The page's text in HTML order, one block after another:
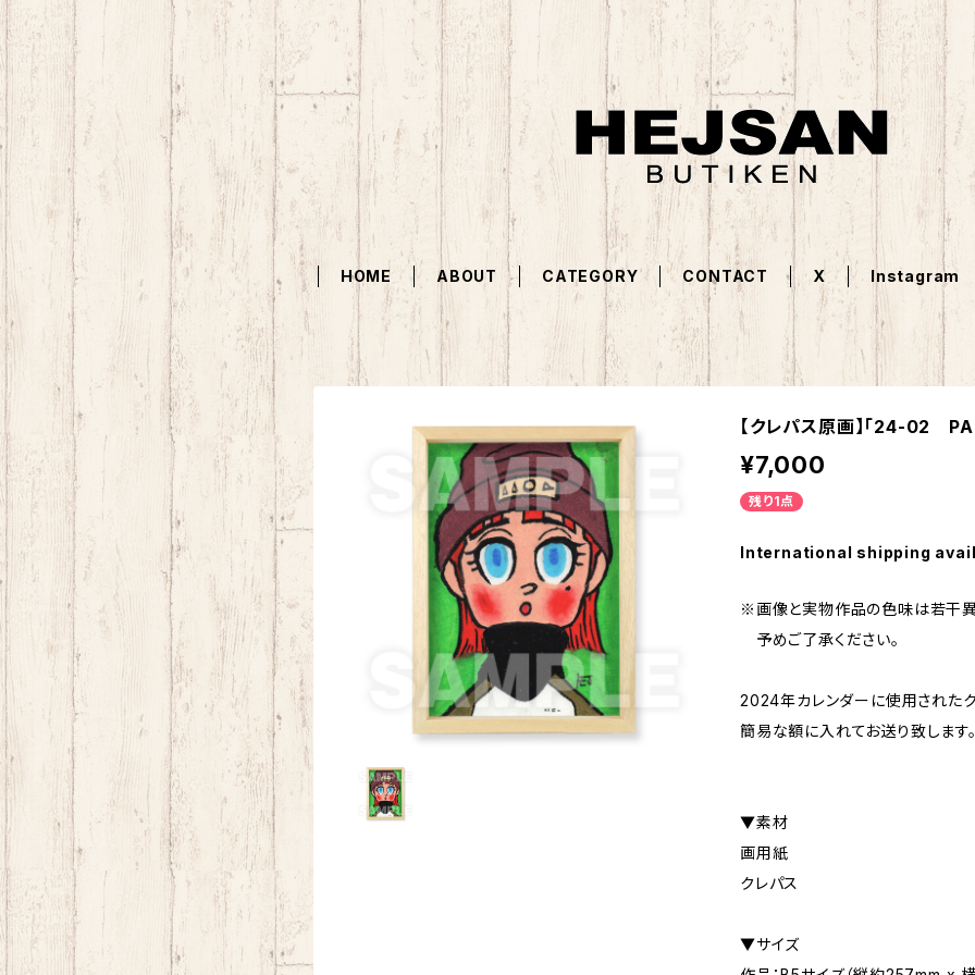
HOME ABOUT CATEGORY CONTACT X Instagram
【クレパス原画】「24-02
¥7,000
残り1点
International shipping
※画像と実物作品の色味は若干異
予めご了承ください。
2024年カレンダーに使用されたク
簡易な額に入れてお送り致します
▼素材
画用紙
クレパス
▼サイズ